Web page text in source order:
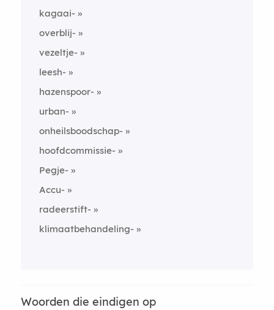
kagaai-
overblij-
vezeltje-
leesh-
hazenspoor-
urban-
onheilsboodschap-
hoofdcommissie-
Pegje-
Accu-
radeerstift-
klimaatbehandeling-
Woorden die eindigen op